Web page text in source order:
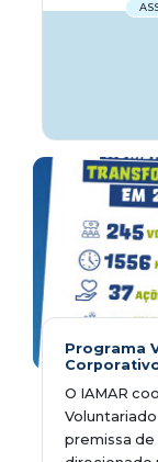
Programa
O IAMAR
premissa